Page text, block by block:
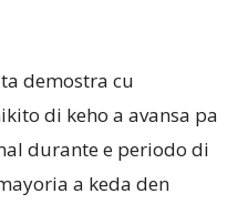
demostra cu
di keho a avansa pa
durante e periodo di
a keda den